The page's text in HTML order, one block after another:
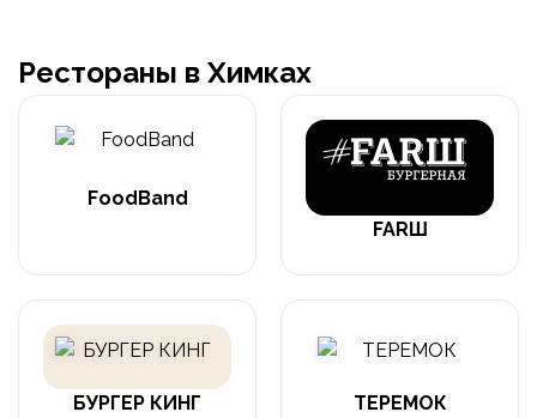
Рестораны в Химках
FoodBand
FARШ
БУРГЕР КИНГ ТЕРЕМОК